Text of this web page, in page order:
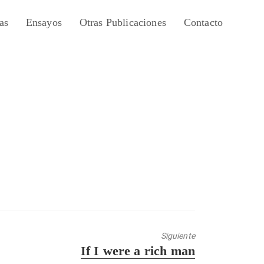
Ensayos Otras Publicaciones Contacto
Siguiente
Entrada
If I were a rich man